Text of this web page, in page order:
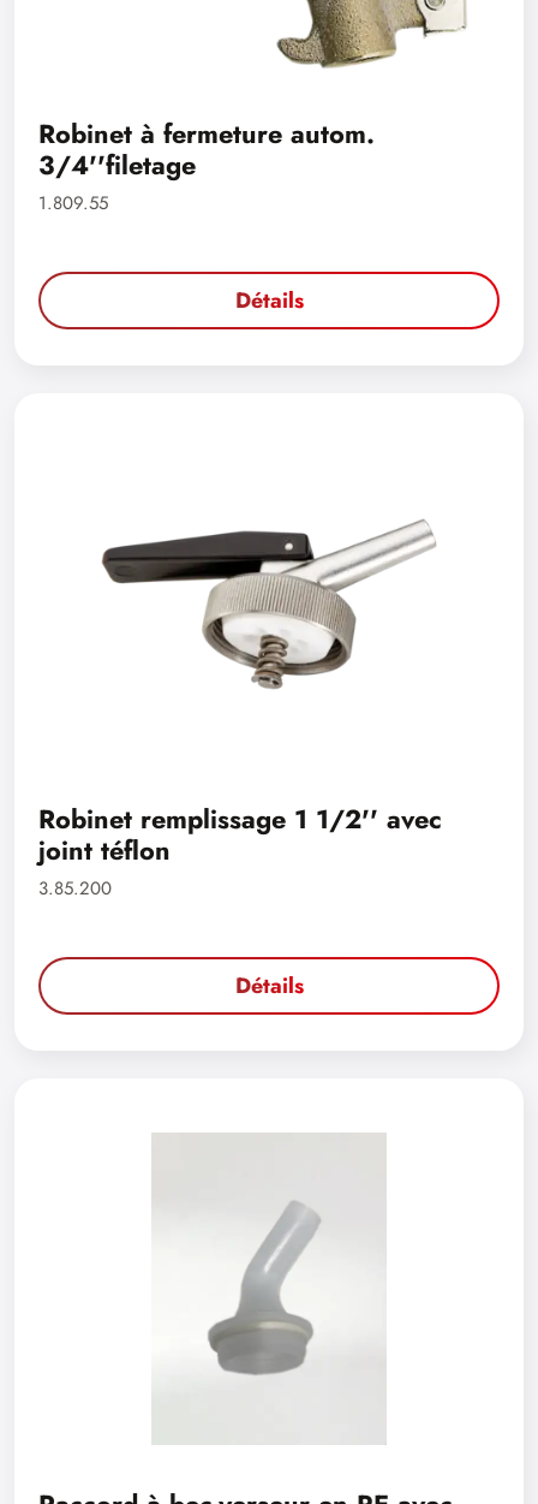
Robinet à fermeture autom.
3/4''filetage
1.809.55
Détails
Robinet remplissage 1 1/2'' avec
joint téflon
3.85.200
Détails